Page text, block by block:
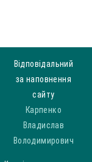
Відповідальний
за наповнення
сайту
Карпенко
Владислав
Володимирович